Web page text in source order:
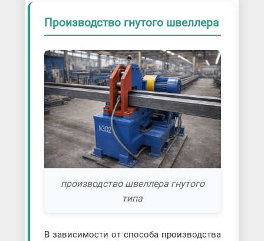
Производство гнутого швеллера
производство швеллера гнутого
типа
В зависимости от способа производства